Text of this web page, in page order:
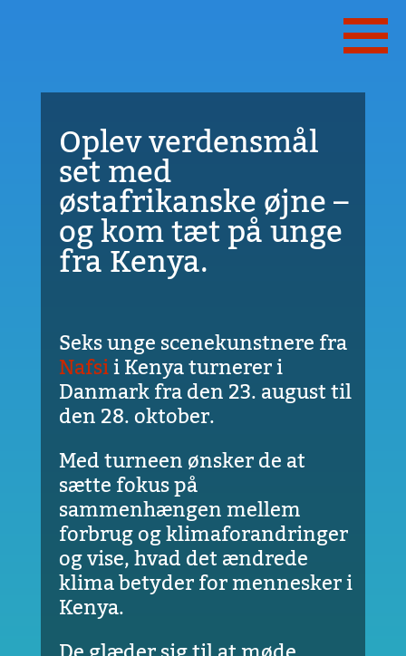
Oplev verdensmål
set med
østafrikanske øjne –
og kom tæt på unge
fra Kenya.
Seks unge scenekunstnere fra
Nafsii Kenya turnerer i
Danmark fra den 23. august til
den 28. oktober.
Med turneen ønsker de at
sætte fokus på
sammenhængen mellem
forbrug og klimaforandringer
og vise, hvad det ændrede
klima betyder for mennesker i
Kenya.